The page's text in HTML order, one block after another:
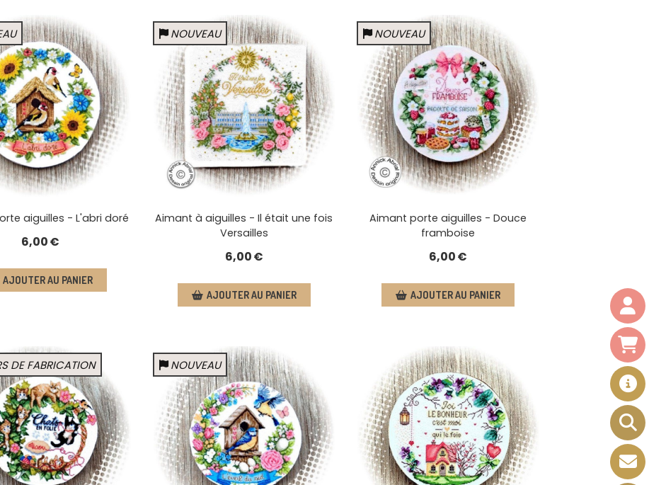
aiguilles - L'abri doré
6,00€
AJOUTER AU PANIER
NOUVEAU
Aimant à aiguilles - Il était une fois
Versailles
6,00€
AJOUTER AU PANIER
NOUVEAU
Aimant porte aiguilles - Douce
framboise
6,00€
AJOUTER AU PANIER
DE FABRICATION NOUVEAU